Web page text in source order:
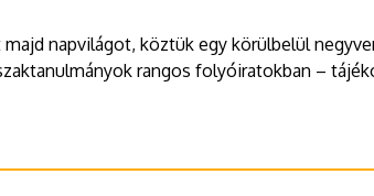
napvilágot, köztük egy körülbelül
rangos folyóiratokban –